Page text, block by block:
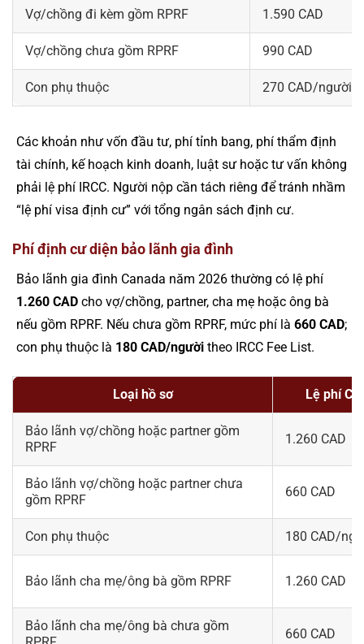
Vợ/chồng đi kèm gồm RPRF 1.590 CAD
Vợ/chồng chưa gồm RPRF 990 CAD
Con phụ thuộc 270 CAD/người
Các khoản như vốn đầu tư, phí tỉnh bang, phí thẩm định
tài chính, kế hoạch kinh doanh, luật sư hoặc tư vấn không
phải lệ phí IRCC. Người nộp cần tách riêng để tránh nhầm
“lệ phí visa định cư” với tổng ngân sách định cư.
Phí định cư diện bảo lãnh gia đình
Bảo lãnh gia đình Canada năm 2026 thường có lệ phí
1.260 CAD cho vợ/chồng, partner, cha mẹ hoặc ông bà
nếu gồm RPRF. Nếu chưa gồm RPRF, mức phí là 660 CAD;
con phụ thuộc là 180 CAD/người theo IRCC Fee List.
Loại hồ sơ Lệ phí
Bảo lãnh vợ/chồng hoặc partner gồm
RPRF
1.260 CAD
Bảo lãnh vợ/chồng hoặc partner chưa
gồm RPRF
660 CAD
Con phụ thuộc 180 CAD/
Bảo lãnh cha mẹ/ông bà gồm RPRF 1.260 CAD
Bảo lãnh cha mẹ/ông bà chưa gồm
660 CAD